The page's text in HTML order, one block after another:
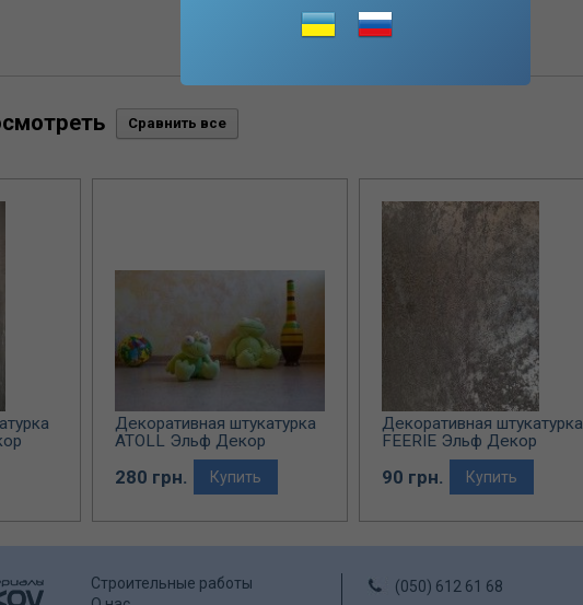
Декоративная штукатурка
ATOLL Эльф Декор
280 грн. Купить
Декоративная штукатурка
FEERIE Эльф Декор
(перламутровое покрытие)
90 грн. Купить
Строительные работы
(050) 612 61 68